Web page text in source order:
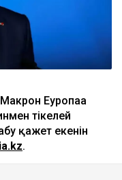
Еуропаға
тікелей
қажет екенін
.